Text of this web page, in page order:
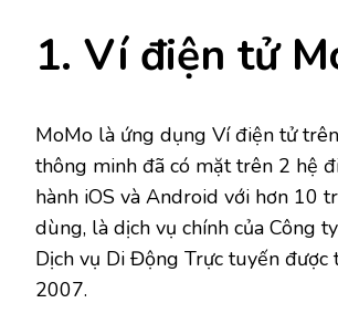
1. Ví điện tử
MoMo là ứng dụng Ví điện tử
thông minh đã có mặt trên 2 hệ
hành iOS và Android với hơn 10
dùng, là dịch vụ chính của Công
Dịch vụ Di Động Trực tuyến được
2007.